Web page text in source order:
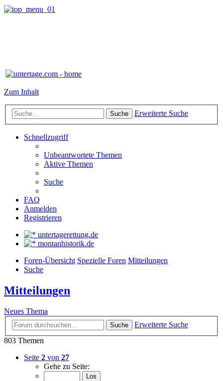
Zum Inhalt
Suche Erweiterte Suche
Schnellzugriff
Unbeantwortete Themen
Aktive Themen
Suche
FAQ
Anmelden
Registrieren
untertagerettung.de
montanhistorik.de
Foren-Übersicht Spezielle Foren Mitteilungen
Suche
Mitteilungen
Neues Thema
Suche
Erweiterte Suche
803 Themen
Seite 2 von 27
Gehe zu Seite: